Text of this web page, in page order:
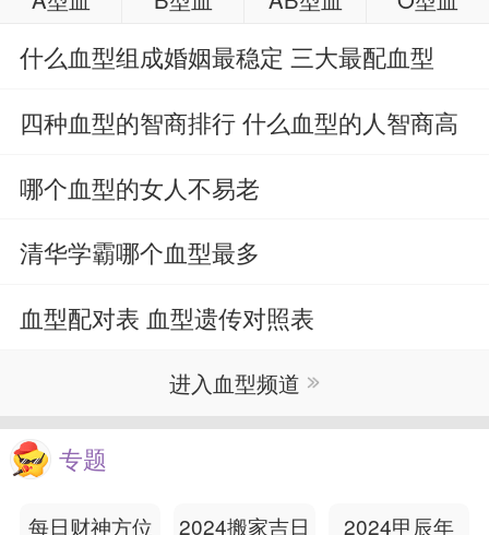
什么血型组成婚姻最稳定 三大最配血型
四种血型的智商排行 什么血型的人智商高
哪个血型的女人不易老
清华学霸哪个血型最多
血型配对表 血型遗传对照表
进入血型频道
专题
每日财神方位 2024搬家吉日 2024甲辰年